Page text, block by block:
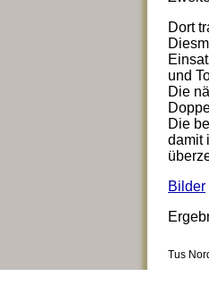
Dort
und
Die
Die
damit
Bilder
Tus